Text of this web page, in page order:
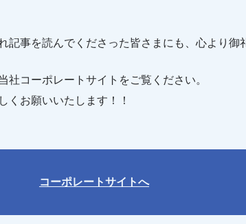
記事を読んでくださった皆さまにも、心より御
社コーポレートサイトをご覧ください。
くお願いいたします！！
コーポレートサイトへ